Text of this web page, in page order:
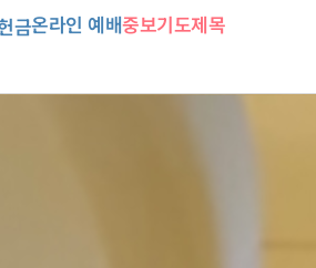
금온라인 예배중보기도제목